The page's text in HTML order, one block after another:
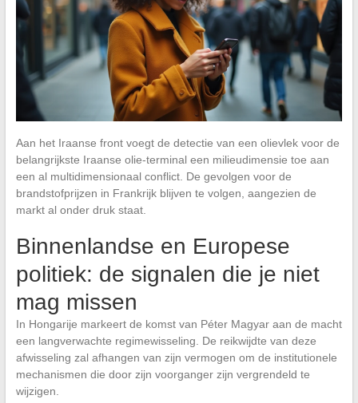
Aan het Iraanse front voegt de detectie van een olievlek voor de
belangrijkste Iraanse olie-terminal een milieudimensie toe aan
een al multidimensionaal conflict. De gevolgen voor de
brandstofprijzen in Frankrijk blijven te volgen, aangezien de
markt al onder druk staat.
Binnenlandse en Europese
politiek: de signalen die je niet
mag missen
In Hongarije markeert de komst van Péter Magyar aan de macht
een langverwachte regimewisseling. De reikwijdte van deze
afwisseling zal afhangen van zijn vermogen om de institutionele
mechanismen die door zijn voorganger zijn vergrendeld te
wijzigen.